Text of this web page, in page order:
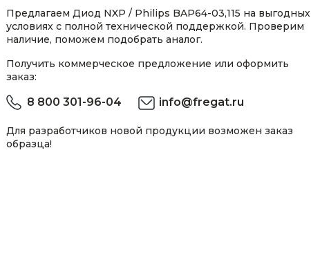
Предлагаем Диод NXP / Philips BAP64-03,115 на выгодных
условиях с полной технической поддержкой. Проверим
наличие, поможем подобрать аналог.
Получить коммерческое предложение или оформить
заказ:
8 800 301-96-04 info@fregat.ru
Для разработчиков новой продукции возможен заказ
образца!